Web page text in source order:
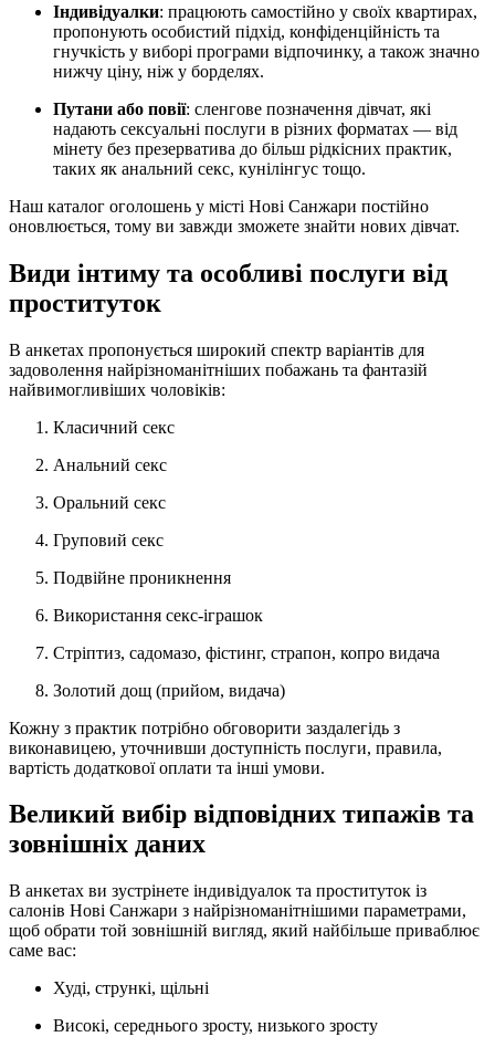
Індивідуалки: працюють самостійно у своїх квартирах,
пропонують особистий підхід, конфіденційність та
гнучкість у виборі програми відпочинку, а також значно
нижчу ціну, ніж у борделях.
Путани або повії: сленгове позначення дівчат, які
надають сексуальні послуги в різних форматах — від
мінету без презерватива до більш рідкісних практик,
таких як анальний секс, кунілінгус тощо.
Наш каталог оголошень у місті Нові Санжари постійно
оновлюється, тому ви завжди зможете знайти нових дівчат.
Види інтиму та особливі послуги від
проституток
В анкетах пропонується широкий спектр варіантів для
задоволення найрізноманітніших побажань та фантазій
найвимогливіших чоловіків:
Класичний секс
Анальний секс
Оральний секс
Груповий секс
Подвійне проникнення
Використання секс-іграшок
Стріптиз, садомазо, фістинг, страпон, копро видача
Золотий дощ (прийом, видача)
Кожну з практик потрібно обговорити заздалегідь з
виконавицею, уточнивши доступність послуги, правила,
вартість додаткової оплати та інші умови.
Великий вибір відповідних типажів та
зовнішніх даних
В анкетах ви зустрінете індивідуалок та проституток із
салонів Нові Санжари з найрізноманітнішими параметрами,
щоб обрати той зовнішній вигляд, який найбільше приваблює
саме вас:
Худі, стрункі, щільні
Високі, середнього зросту, низького зросту